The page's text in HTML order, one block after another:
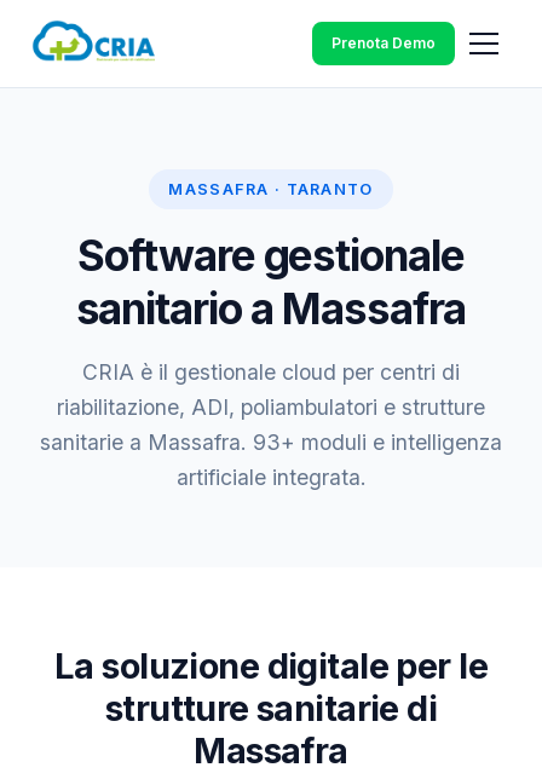
Prenota Demo
MASSAFRA · TARANTO
Software gestionale
sanitario a Massafra
CRIA è il gestionale cloud per centri di
riabilitazione, ADI, poliambulatori e strutture
sanitarie a Massafra. 93+ moduli e intelligenza
artificiale integrata.
La soluzione digitale per le
strutture sanitarie di
Massafra